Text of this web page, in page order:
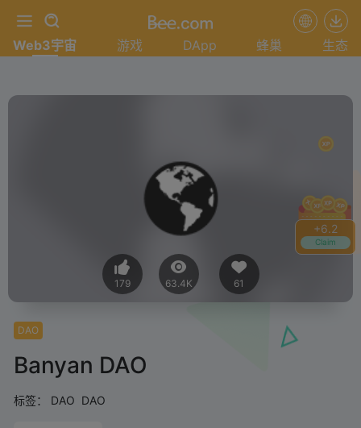
+6.2
Claim
Web3宇宙 游戏 DApp 蜂巢 生态
179 63.4K 61
DAO
Banyan DAO
标签： DAO DAO